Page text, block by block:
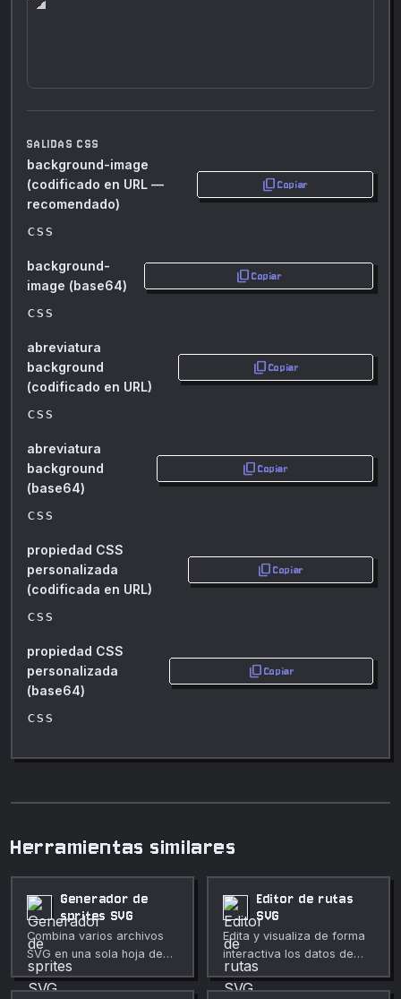
SALIDAS CSS
background-image
(codificado en URL —
recomendado)
content_copyCopiar
css
background-
image (base64)
content_copy Copiar
css
abreviatura
background
(codificado en URL)
content_copy Copiar
css
abreviatura
background
(base64)
content_copy Copiar
css
propiedad CSS
personalizada
(codificada en URL)
content_copyCopiar
css
propiedad CSS
personalizada
(base64)
content_copy Copiar
css
Herramientas similares
Generador de
sprites SVG
Combina varios archivos
SVG en una sola hoja de
sprites con definiciones
<symbol> para usar iconos
Editor de rutas
SVG
Edita y visualiza de forma
interactiva los datos de
una ruta SVG (atributo d).